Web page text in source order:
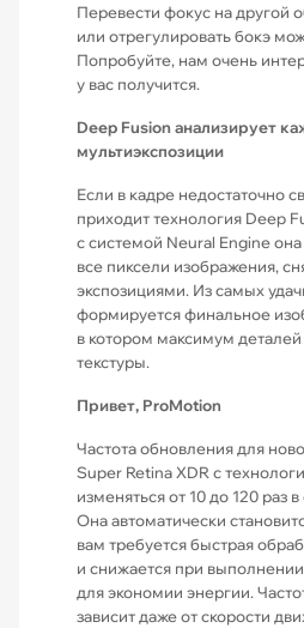
Перевести фокус на другой
или отрегулировать бокэ
Попробуйте, нам очень
у вас получится.
Deep Fusion анализирует
мультиэкспозиции
Если в кадре недостаточно
приходит технология Deep
с системой Neural Engine
все пиксели изображения,
экспозициями. Из самых
формируется финальное
в котором максимум
текстуры.
Привет, ProMotion
Частота обновления для
Super Retina XDR с
изменяться от 10 до 120 раз
Она автоматически
вам требуется быстрая
и снижается при выполнении
для экономии энергии.
зависит даже от скорости